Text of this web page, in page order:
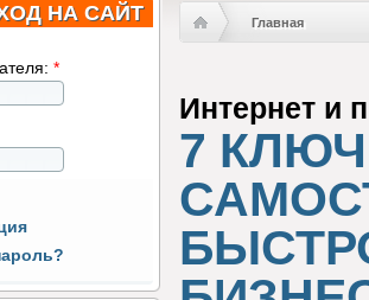
НА САЙТ
*
Главная
Интернет и
7